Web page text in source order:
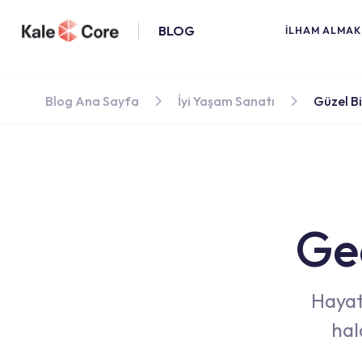
BLOG İLHAM
Blog Ana Sayfa İyi Yaşam Sanatı Güzel